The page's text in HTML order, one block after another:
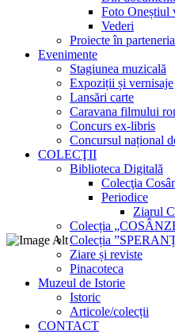
Foto Oneștiul
Vederi
Proiecte în
Evenimente
Stagiunea muzicală
Expoziții și vernisaje
Lansări carte
Caravana filmului
Concurs ex-libris
Concursul național
COLECŢII
Biblioteca Digitală
Colecţia
Periodice
Ziarul
Colecția
Colecția
Ziare și reviste
Pinacoteca
Muzeul de Istorie
Istoric
Articole/colecții
CONTACT